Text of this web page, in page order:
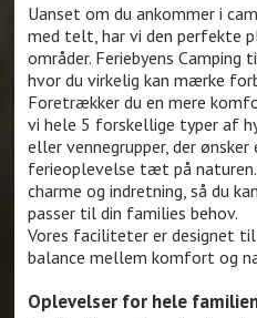
Uanset om du ankommer i
med telt, har vi den perfekte
områder. Feriebyens Camping
hvor du virkelig kan mærke
Foretrækker du en mere
vi hele 5 forskellige typer af
eller vennegrupper, der ønsker
ferieoplevelse tæt på
charme og indretning, så du
passer til din families behov.
Vores faciliteter er designet
balance mellem komfort og
Oplevelser for hele